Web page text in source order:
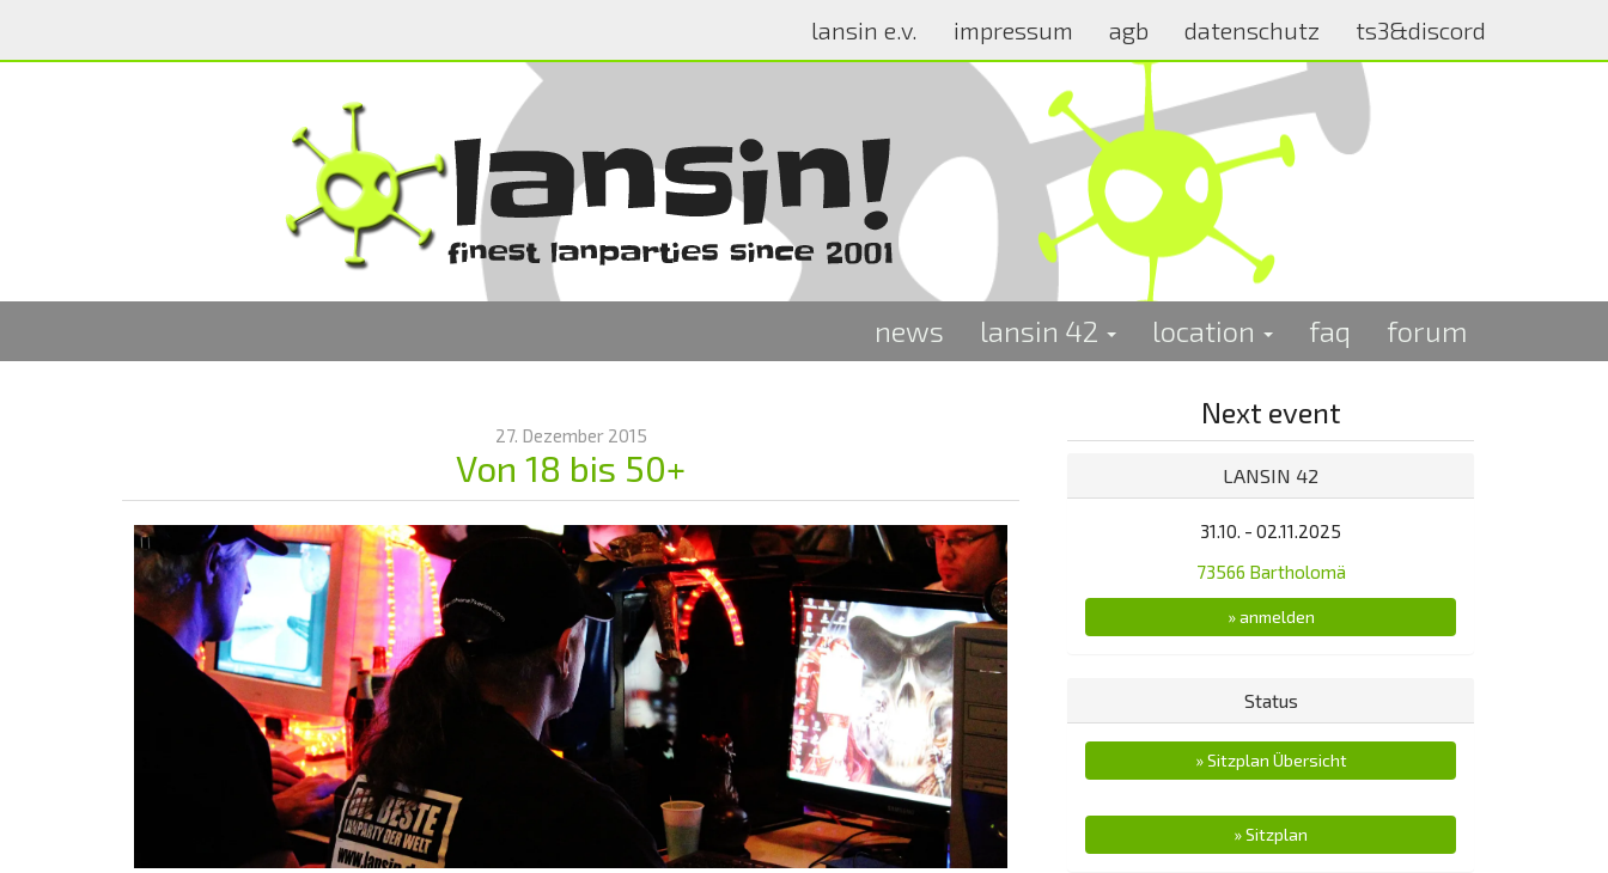
lansin e.v. impressum agb datenschutz ts3&discord
news lansin 42 location faq forum
27. Dezember 2015
Von 18 bis 50+
Next event
LANSIN 42
31.10. - 02.11.2025
73566 Bartholomä
» anmelden
Status
» Sitzplan Übersicht
» Sitzplan